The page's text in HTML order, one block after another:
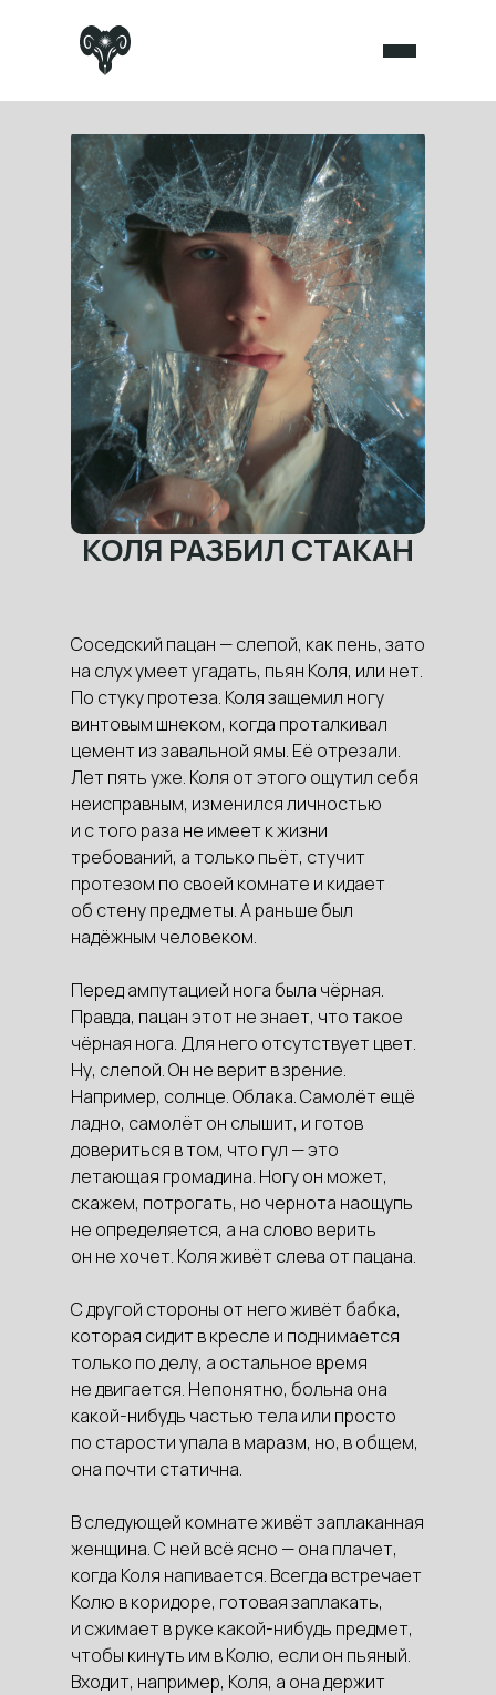
КОЛЯ РАЗБИЛ СТАКАН
Соседский пацан — слепой, как пень, зато
на слух умеет угадать, пьян Коля, или нет.
По стуку протеза. Коля защемил ногу
винтовым шнеком, когда проталкивал
цемент из завальной ямы. Её отрезали.
Лет пять уже. Коля от этого ощутил себя
неисправным, изменился личностью
и с того раза не имеет к жизни
требований, а только пьёт, стучит
протезом по своей комнате и кидает
об стену предметы. А раньше был
надёжным человеком.
Перед ампутацией нога была чёрная.
Правда, пацан этот не знает, что такое
чёрная нога. Для него отсутствует цвет.
Ну, слепой. Он не верит в зрение.
Например, солнце. Облака. Самолёт ещё
ладно, самолёт он слышит, и готов
довериться в том, что гул — это
летающая громадина. Ногу он может,
скажем, потрогать, но чернота наощупь
не определяется, а на слово верить
он не хочет. Коля живёт слева от пацана.
С другой стороны от него живёт бабка,
которая сидит в кресле и поднимается
только по делу, а остальное время
не двигается. Непонятно, больна она
какой-нибудь частью тела или просто
по старости упала в маразм, но, в общем,
она почти статична.
В следующей комнате живёт заплаканная
женщина. С ней всё ясно — она плачет,
когда Коля напивается. Всегда встречает
Колю в коридоре, готовая заплакать,
и сжимает в руке какой-нибудь предмет,
чтобы кинуть им в Колю, если он пьяный.
Входит, например, Коля, а она держит